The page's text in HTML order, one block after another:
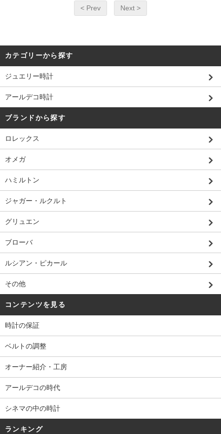
< Prev Next >
カテゴリーから探す
ジュエリー時計
アールデコ時計
ブランドから探す
ロレックス
オメガ
ハミルトン
ジャガー・ルクルト
グリュエン
ブローバ
ルシアン・ピカール
その他
コンテンツを見る
時計の保証
ベルトの調整
オーナー紹介・工房
アールデコの時代
シネマの中の時計
ランキング